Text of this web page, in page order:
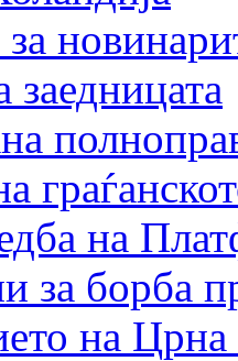
на
за борба
на Црна